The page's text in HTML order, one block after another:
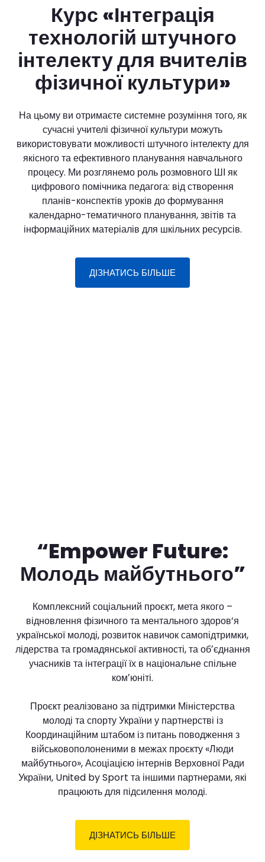
Курс «Інтеграція
технологій штучного
інтелекту для вчителів
фізичної культури»
На цьому ви отримаєте системне розуміння того, як
сучасні учителі фізичної культури можуть
використовувати можливості штучного інтелекту для
якісного та ефективного планування навчального
процесу. Ми розглянемо роль розмовного ШІ як
цифрового помічника педагога: від створення
планів-конспектів уроків до формування
календарно-тематичного планування, звітів та
інформаційних матеріалів для шкільних ресурсів.
ДІЗНАТИСЬ БІЛЬШЕ
“Empower Future:
Молодь майбутнього”
Комплексний соціальний проєкт, мета якого –
відновлення фізичного та ментального здоров’я
української молоді, розвиток навичок самопідтримки,
лідерства та громадянської активності, та обʼєднання
учасників та інтеграції їх в національне спільне
комʼюніті.
Проєкт реалізовано за підтримки Міністерства
молоді та спорту України у партнерстві із
Координаційним штабом із питань поводження з
військовополоненими в межах проєкту «Люди
майбутнього», Асоціацією інтернів Верховної Ради
України, United by Sport та іншими партнерами, які
працюють для підсилення молоді.
ДІЗНАТИСЬ БІЛЬШЕ